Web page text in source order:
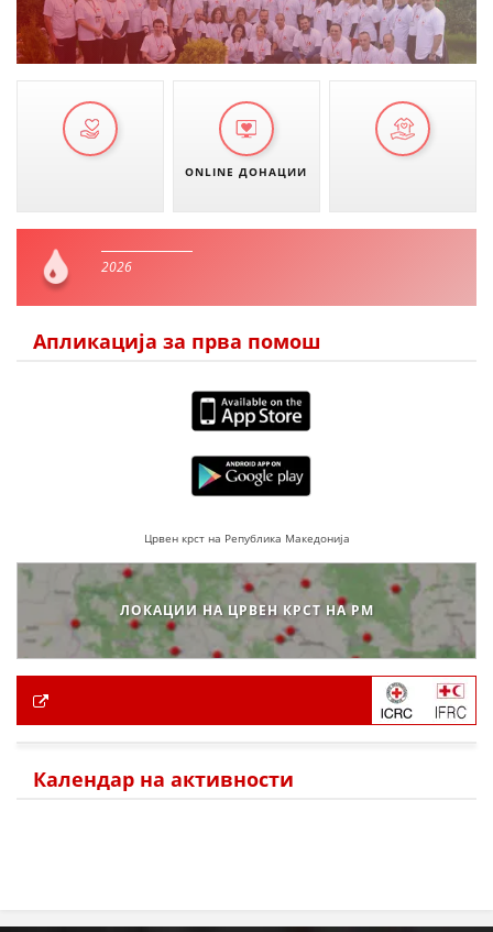
ONLINE ДОНАЦИИ
2026
Апликација за прва помош
Црвен крст на Република Македонија
ЛОКАЦИИ НА ЦРВЕН КРСТ НА РМ
Календар на активности